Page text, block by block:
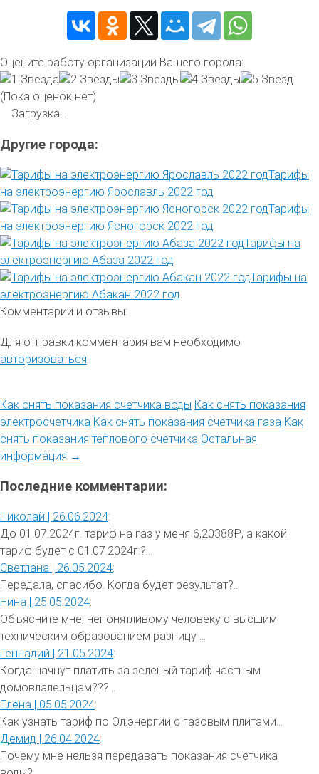
Оцените работу организации Вашего города:
(Пока оценок нет)
Загрузка...
Другие города:
Тарифы
на электроэнергию Ярославль 2022 год
Тарифы
на электроэнергию Ясногорск 2022 год
Тарифы на
электроэнергию Абаза 2022 год
Тарифы на
электроэнергию Абакан 2022 год
Комментарии и отзывы:
Для отправки комментария вам необходимо
авторизоваться
Как снять показания счетчика воды Как снять показания
электросчетчика Как снять показания счетчика газа Как
снять показания теплового счетчика Остальная
информация →
Последние комментарии:
Николай | 26.06.2024:
До 01.07.2024г. тариф на газ у меня 6,20388₽, а какой
тариф будет с 01.07.2024г.?...
Светлана | 26.05.2024:
Передала, спасибо. Когда будет результат?...
Нина | 25.05.2024:
Объясните мне, непонятливому человеку с высшим
техническим образованием разницу ...
Геннадий | 21.05.2024:
Когда начнут платить за зеленый тариф частным
домовлалельцам???...
Елена | 05.05.2024:
Как узнать тариф по Эл.энергии с газовым плитами...
Демид | 26.04.2024:
Почему мне нельзя передавать показания счетчика